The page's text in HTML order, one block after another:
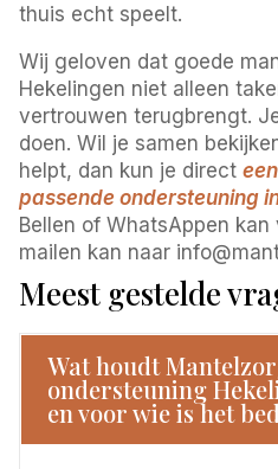
thuis echt speelt.
Wij geloven dat goede
Hekelingen niet alleen
vertrouwen terugbrengt.
doen. Wil je samen
helpt, dan kun je direct
passende ondersteuning
Bellen of WhatsAppen
mailen kan naar
Meest gestelde
Wat houdt
ondersteuning
en voor wie is het